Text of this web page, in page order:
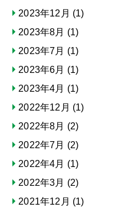
2023年12月 (1)
2023年8月 (1)
2023年7月 (1)
2023年6月 (1)
2023年4月 (1)
2022年12月 (1)
2022年8月 (2)
2022年7月 (2)
2022年4月 (1)
2022年3月 (2)
2021年12月 (1)